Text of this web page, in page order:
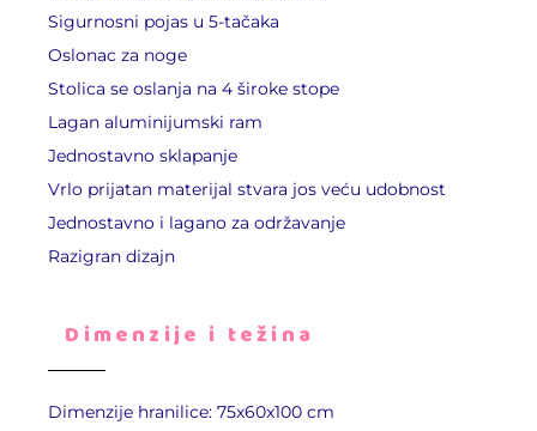
Sigurnosni pojas u 5-tačaka
Oslonac za noge
Stolica se oslanja na 4 široke stope
Lagan aluminijumski ram
Jednostavno sklapanje
Vrlo prijatan materijal stvara jos veću udobnost
Jednostavno i lagano za održavanje
Razigran dizajn
Dimenzije i težina
Dimenzije hranilice: 75x60x100 cm